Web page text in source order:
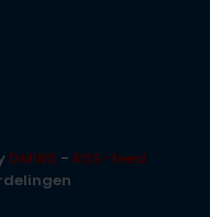
DMWS - RSS-feed